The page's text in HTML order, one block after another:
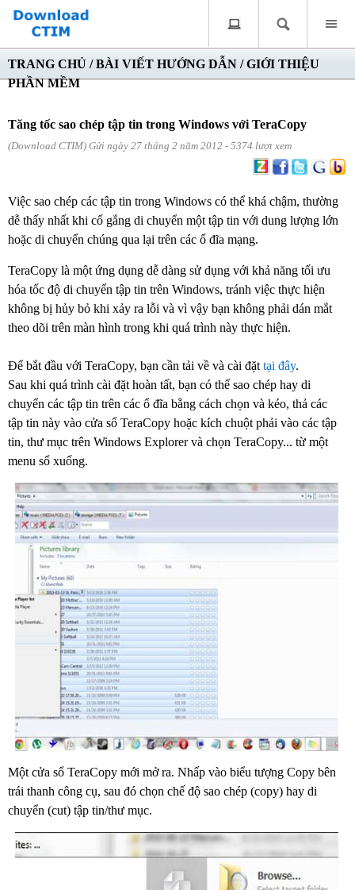
TRANG CHỦ /BÀI VIẾT HƯỚNG DẪN /GIỚI THIỆU
PHẦN MỀM
Tăng tốc sao chép tập tin trong Windows với TeraCopy
(Download CTIM) Gửi ngày 27 tháng 2 năm 2012 - 5374 lượt xem
Việc sao chép các tập tin trong Windows có thể khá chậm, thường
dễ thấy nhất khi cố gắng di chuyển một tập tin với dung lượng lớn
hoặc di chuyển chúng qua lại trên các ổ đĩa mạng.
TeraCopy là một ứng dụng dễ dàng sử dụng với khả năng tối ưu
hóa tốc độ di chuyển tập tin trên Windows, tránh việc thực hiện
không bị hủy bỏ khi xảy ra lỗi và vì vậy bạn không phải dán mắt
theo dõi trên màn hình trong khi quá trình này thực hiện.
Để bắt đầu với TeraCopy, bạn cần tải về và cài đặt tại đây.
Sau khi quá trình cài đặt hoàn tất, bạn có thể sao chép hay di
chuyển các tập tin trên các ổ đĩa bằng cách chọn và kéo, thả các
tập tin này vào cửa sổ TeraCopy hoặc kích chuột phải vào các tập
tin, thư mục trên Windows Explorer và chọn TeraCopy... từ một
menu sổ xuống.
Một cửa sổ TeraCopy mới mở ra. Nhấp vào biểu tượng Copy bên
trái thanh công cụ, sau đó chọn chế độ sao chép (copy) hay di
chuyển (cut) tập tin/thư mục.